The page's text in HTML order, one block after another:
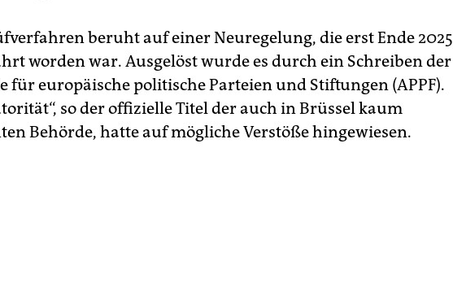
beruht auf einer Neuregelung, die erst Ende 2025
worden war. Ausgelöst wurde es durch ein Schreiben der
für europäische politische Parteien und Stiftungen (APPF).
so der offizielle Titel der auch in Brüssel kaum
Behörde, hatte auf mögliche Verstöße hingewiesen.